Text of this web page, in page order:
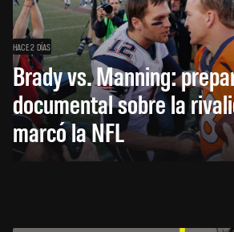
HACE 2 DÍAS
Brady vs. Manning:
documental sobre la
marcó la NFL